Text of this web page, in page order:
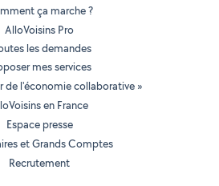
ça marche ?
AlloVoisins Pro
les demandes
mes services
de l'économie collaborative »
en France
Espace presse
et Grands Comptes
Recrutement